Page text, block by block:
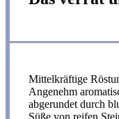
Mittelkräftige
Angenehm
abgerundet durch
Süße von reifen